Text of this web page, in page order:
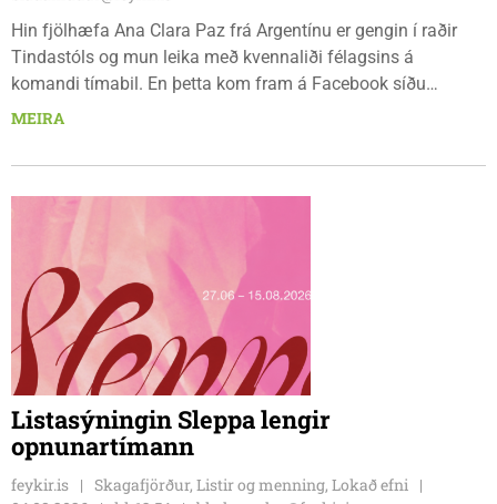
Hin fjölhæfa Ana Clara Paz frá Argentínu er gengin í raðir
Tindastóls og mun leika með kvennaliði félagsins á
komandi tímabil. En þetta kom fram á Facebook síðu
Körfuknattleiksdeildarinnar fyrr í dag. Paz þekkir íslenska
og metnaðarfullt lið Stólanna.
MEIRA
Listasýningin Sleppa lengir
opnunartímann
feykir.is
Skagafjörður, Listir og menning, Lokað efni